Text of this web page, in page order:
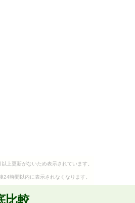
上更新がないため表示されています。
24時間以内に表示されなくなります。
比較